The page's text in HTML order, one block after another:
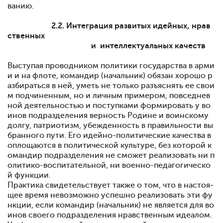
ванию.
2.2. Интеграция развитых идейных, нрав
ствен­ных
и интеллектуальных качеств
Выступая проводником политики государства в арми
и и на флоте, командир (на­чальник) обязан хорошо р
азбираться в ней, уметь не толь­ко разъяснять ее свои
м подчиненным, но и личным приме­ром, повседнев
ной деятельностью и поступками формиро­вать у во
инов подразделения верность Родине и воинскому
долгу, патриотизм, убежденность в правильности вы
бран­ного пути. Его идейно-политические качества в
оплощаются в политической культуре, без которой к
омандир подразде­ления не сможет реализовать ни п
олитико-воспитательной, ни военно-педагогическо
й функции.
Практика свидетельствует также о том, что в настоя­
щее время невозможно успешно реализовать эти фу
нкции, если командир (начальник) не является для во
инов своего подразделения нравственным идеалом.